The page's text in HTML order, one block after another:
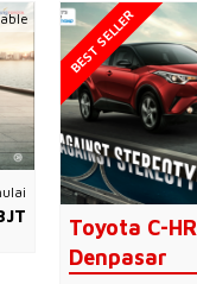
Toyota C-HR
Denpasar
BEST SELLER